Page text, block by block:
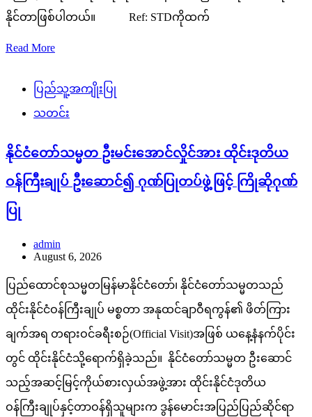
နိုင်တာဖြစ်ပါတယ်။ Ref: STDကိုထက်
Read More
ပြည်သူ့အကျိုးပြု
သတင်း
နိုင်ငံတော်သမ္မတ ဦးမင်းအောင်လှိုင်အား ထိုင်းဒုတိယ
ဝန်ကြီးချုပ် ဦးဆောင်၍ ဂုဏ်ပြုတပ်ဖွဲ့ဖြင့် ကြိုဆိုဂုဏ်
ပြု
admin
August 6, 2026
ပြည်ထောင်စုသမ္မတမြန်မာနိုင်ငံတော်၊ နိုင်ငံတော်သမ္မတသည်
ထိုင်းနိုင်ငံဝန်ကြီးချုပ် မစ္စတာ အနုထင်ချာဝီရကွန်၏ ဖိတ်ကြား
ချက်အရ တရားဝင်ခရီးစဉ်(Official Visit)အဖြစ် ယနေ့နံနက်ပိုင်း
တွင် ထိုင်းနိုင်ငံသို့ရောက်ရှိခဲ့သည်။ နိုင်ငံတော်သမ္မတ ဦးဆောင်
သည့်အဆင့်မြင့်ကိုယ်စားလှယ်အဖွဲ့အား ထိုင်းနိုင်ငံဒုတိယ
ဝန်ကြီးချုပ်နှင့်တာဝန်ရှိသူများက ဒွန်မောင်းအပြည်ပြည်ဆိုင်ရာ